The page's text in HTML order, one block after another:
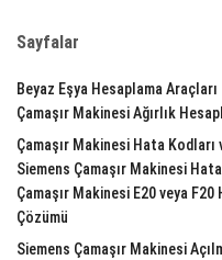
Sayfalar
Beyaz Eşya Hesaplama Araçları
Çamaşır Makinesi Ağırlık
Çamaşır Makinesi Hata Kodları
Siemens Çamaşır Makinesi
Çamaşır Makinesi E20 veya
Çözümü
Siemens Çamaşır Makinesi